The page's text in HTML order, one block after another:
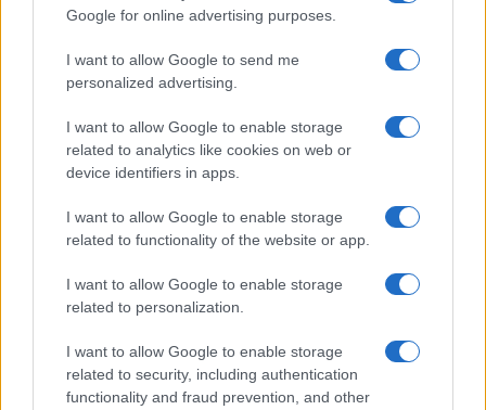
Google for online advertising purposes.
I want to allow Google to send me
personalized advertising.
I want to allow Google to enable storage
related to analytics like cookies on web or
device identifiers in apps.
I want to allow Google to enable storage
related to functionality of the website or app.
I want to allow Google to enable storage
related to personalization.
I want to allow Google to enable storage
related to security, including authentication
functionality and fraud prevention, and other
Προηγούμενο άρθρο
Instacar: Στις πιο δυνατές
startup – Ευέλικτο leasing
Επόμενο άρθρο
SYM ADXTG 400: Καινοτόμο
μονοκύλινδρο
ΠΑΡΟΜΟΙΑ ΑΡΘΡΑ